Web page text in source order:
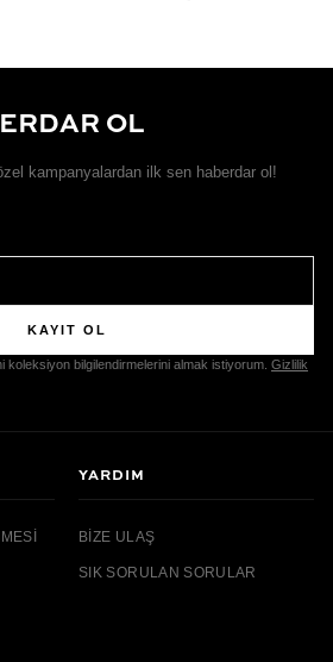
OL
kampanyalardan ilk sen haberdar ol!
KAYIT OL
koleksiyon bilgilendirmelerini almak istiyorum. Gizlilik
YARDIM
BIZE ULAŞ
SIK SORULAN SORULAR